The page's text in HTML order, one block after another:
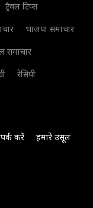
ट्रैवल टिप्स
भाजपा समाचार
समाचार
रेसिपी
करें
हमारे उसूल